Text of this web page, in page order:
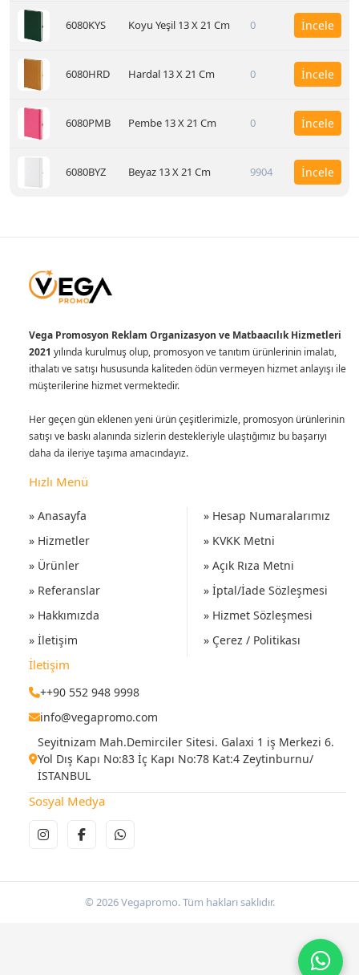
6080KYS Koyu Yeşil 13 X 21 Cm 0 İncele
6080HRD Hardal 13 X 21 Cm 0 İncele
6080PMB Pembe 13 X 21 Cm 0 İncele
6080BYZ Beyaz 13 X 21 Cm 9904 İncele
Vega Promosyon Reklam Organizasyon ve Matbaacılık Hizmetleri
2021 yılında kurulmuş olup, promosyon ve tanıtım ürünlerinin imalatı,
ithalatı ve satışı hususunda kaliteden ödün vermeyen hizmet anlayışı ile
müşterilerine hizmet vermektedir.
Her geçen gün eklenen yeni ürün çeşitlerimizle, promosyon ürünlerinin
satışı ve baskı alanında sizlerin destekleriyle ulaştığımız bu başarıyı
daha da ileriye taşıma amacındayız.
Hızlı Menü
» Anasayfa
» Hizmetler
» Ürünler
» Referanslar
» Hakkımızda
» İletişim
» Hesap Numaralarımız
» KVKK Metni
» Açık Rıza Metni
» İptal/İade Sözleşmesi
» Hizmet Sözleşmesi
» Çerez / Politikası
İletişim
++90 552 948 9998
info@vegapromo.com
Seyitnizam Mah.Demirciler Sitesi. Galaxi 1 iş Merkezi 6.
Yol Dış Kapı No:83 İç Kapı No:78 Kat:4 Zeytinburnu/
İSTANBUL
Sosyal Medya
© 2026 Vegapromo. Tüm hakları saklıdır.